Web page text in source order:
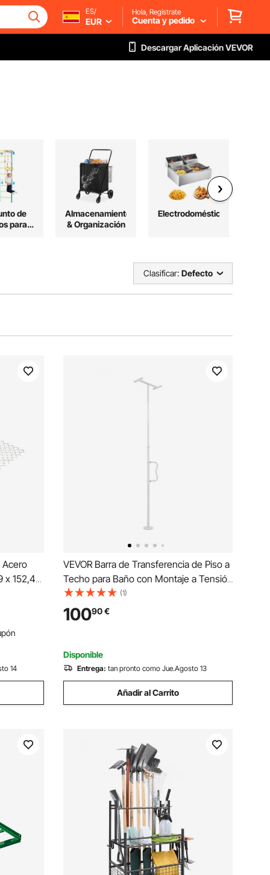
ES/
EUR
Hola, Regístrate
Cuenta y pedido
Descargar Aplicación VEVOR
de
para
Almacenamiento
& Organización
Electrodomésticos
Clasificar: Defecto
Acero
x 152,4
para
para
14
VEVOR Barra de Transferencia de Piso a
Techo para Baño con Montaje a Tensión
y Mango Curvo Antideslizante, con
Capacidad de 136 kg para Personas
Mayores, para Techos de 2140 - 3050
(1)
10090€
Disponible
Entrega: tan pronto como Jue.Agosto 13
Añadir al Carrito